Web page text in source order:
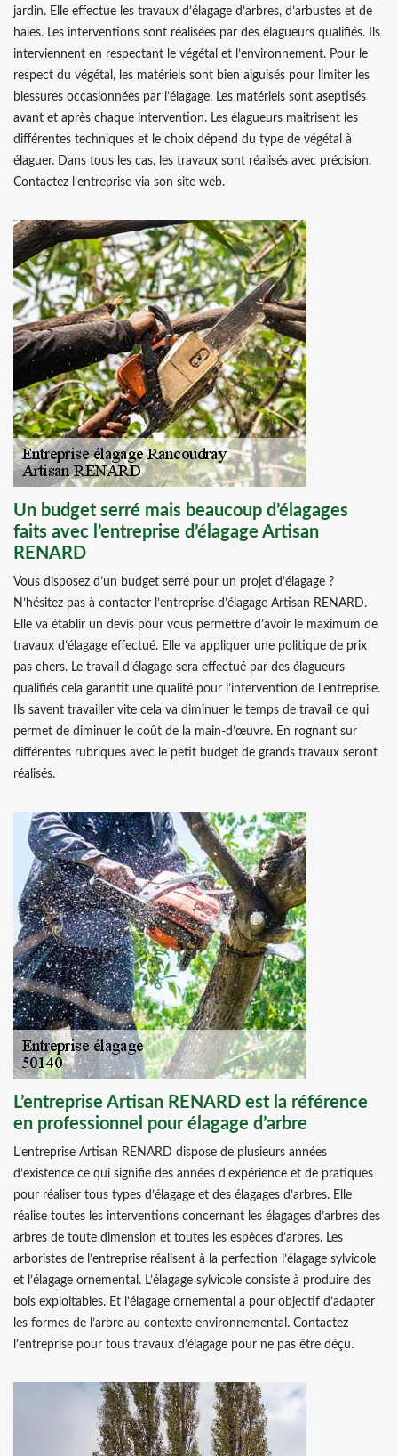
jardin. Elle effectue les travaux d’élagage d’arbres, d’arbustes et de
haies. Les interventions sont réalisées par des élagueurs qualifiés. Ils
interviennent en respectant le végétal et l’environnement. Pour le
respect du végétal, les matériels sont bien aiguisés pour limiter les
blessures occasionnées par l’élagage. Les matériels sont aseptisés
avant et après chaque intervention. Les élagueurs maitrisent les
différentes techniques et le choix dépend du type de végétal à
élaguer. Dans tous les cas, les travaux sont réalisés avec précision.
Contactez l’entreprise via son site web.
Un budget serré mais beaucoup d’élagages
faits avec l’entreprise d’élagage Artisan
RENARD
Vous disposez d’un budget serré pour un projet d’élagage ?
N’hésitez pas à contacter l’entreprise d’élagage Artisan RENARD.
Elle va établir un devis pour vous permettre d’avoir le maximum de
travaux d’élagage effectué. Elle va appliquer une politique de prix
pas chers. Le travail d’élagage sera effectué par des élagueurs
qualifiés cela garantit une qualité pour l’intervention de l’entreprise.
Ils savent travailler vite cela va diminuer le temps de travail ce qui
permet de diminuer le coût de la main-d’œuvre. En rognant sur
différentes rubriques avec le petit budget de grands travaux seront
réalisés.
L’entreprise Artisan RENARD est la référence
en professionnel pour élagage d’arbre
L’entreprise Artisan RENARD dispose de plusieurs années
d’existence ce qui signifie des années d’expérience et de pratiques
pour réaliser tous types d’élagage et des élagages d’arbres. Elle
réalise toutes les interventions concernant les élagages d’arbres des
arbres de toute dimension et toutes les espèces d’arbres. Les
arboristes de l’entreprise réalisent à la perfection l’élagage sylvicole
et l’élagage ornemental. L’élagage sylvicole consiste à produire des
bois exploitables. Et l’élagage ornemental a pour objectif d’adapter
les formes de l’arbre au contexte environnemental. Contactez
l’entreprise pour tous travaux d’élagage pour ne pas être déçu.